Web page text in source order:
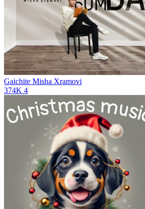
Gaichite Misha Xramovi
374K 4